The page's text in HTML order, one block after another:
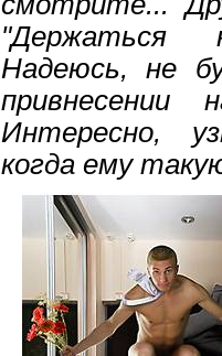
"Держаться
Надеюсь, не
привнесении
Интересно,
когда ему